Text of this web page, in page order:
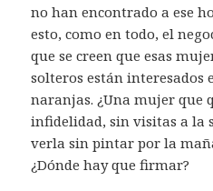
no han encontrado a ese
esto, como en todo, el
que se creen que esas
solteros están interesados
naranjas. ¿Una mujer que
infidelidad, sin visitas a la
verla sin pintar por la
¿Dónde hay que firmar?